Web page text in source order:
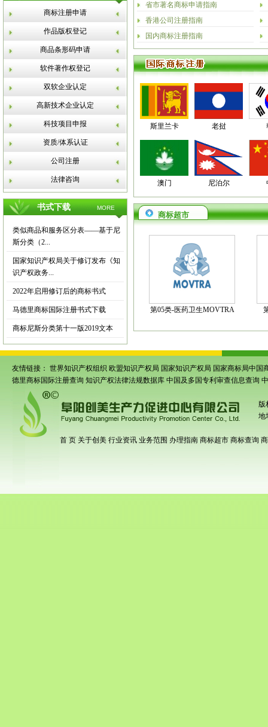
商标注册申请
作品版权登记
商品条形码申请
软件著作权登记
双软企业认定
高新技术企业认定
科技项目申报
资质/体系认证
公司注册
法律咨询
书式下载 MORE
类似商品和服务区分表——基于尼
斯分类（2...
国家知识产权局关于修订发布《知
识产权政务...
2022年启用修订后的商标书式
马德里商标国际注册书式下载
商标尼斯分类第十一版2019文本
省市著名商标申请指南
香港公司注册指南
国内商标注册指南
斯里兰卡 老挝
澳门 尼泊尔
商标超市
第05类-医药卫生MOVTRA
友情链接： 世界知识产权组织 欧盟知识产权局 国家知识产权局 国家商标局中国
德里商标国际注册查询 知识产权法律法规数据库 中国及多国专利审查信息查询
版
地
首 页 关于创美 行业资讯 业务范围 办理指南 商标超市 商标查询